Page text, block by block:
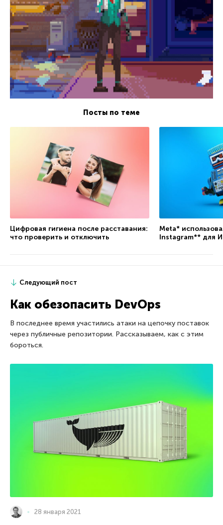
Посты по теме
Цифровая гигиена после расставания:
что проверить и отключить
Meta*
Instagram** для
Следующий пост
Как обезопасить DevOps
В последнее время участились атаки на цепочку поставок
через публичные репозитории. Рассказываем, как с этим
бороться.
28 января 2021